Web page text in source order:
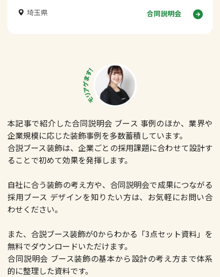
埼玉県 合同説明会
本記事で紹介した合同説明会 ブース 事例のほか、業界や
企業規模に応じた装飾事例を多数蓄積しています。
合説ブース装飾は、企業ごとの採用課題に合わせて設計す
ることで初めて効果を発揮します。
自社に合う装飾の考え方や、合同説明会で成果につながる
採用ブース デザインを知りたい方は、お気軽にお問い合
わせください。
また、合説ブース装飾が0からわかる「3点セット資料」を
無料でダウンロードいただけます。
合同説明会 ブース装飾の基本から設計の考え方まで体系
的に整理した資料です。